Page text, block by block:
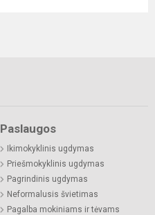
Paslaugos
Ikimokyklinis ugdymas
Priešmokyklinis ugdymas
Pagrindinis ugdymas
Neformalusis švietimas
Pagalba mokiniams ir tėvams